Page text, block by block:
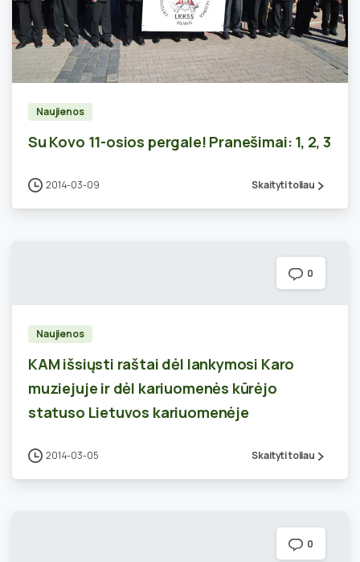
0
Naujienos
Su Kovo 11-osios pergale! Pranešimai: 1, 2, 3
2014-03-09 Skaityti toliau
0
Naujienos
KAM išsiųsti raštai dėl lankymosi Karo
muziejuje ir dėl kariuomenės kūrėjo
statuso Lietuvos kariuomenėje
2014-03-05 Skaityti toliau
0